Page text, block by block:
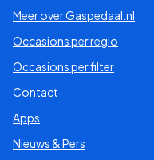
Meer over Gaspedaal.nl
Occasions per regio
Occasions per filter
Contact
Apps
Nieuws & Pers